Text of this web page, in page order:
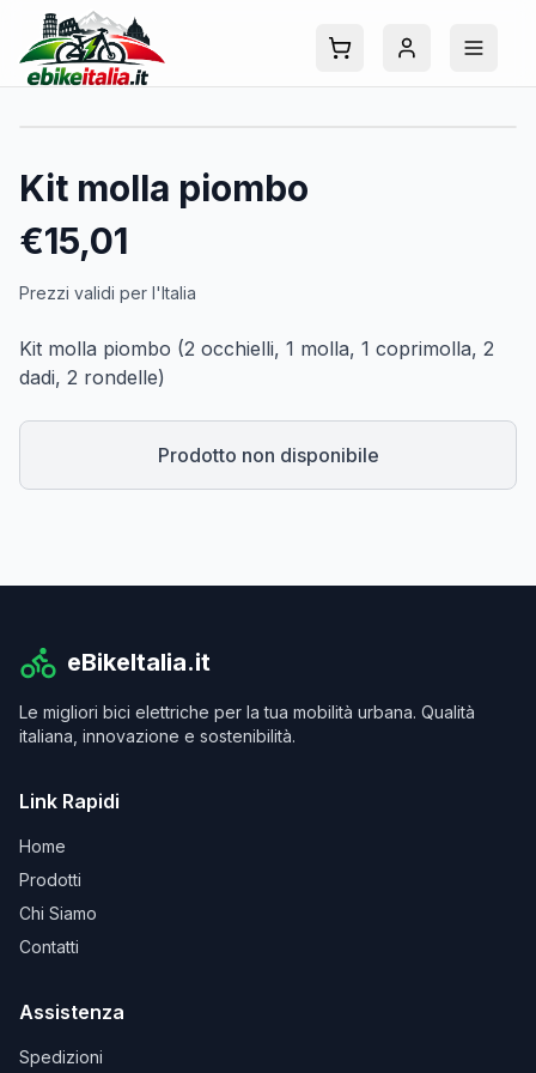
Kit molla piombo
€15,01
Prezzi validi per l'Italia
Kit molla piombo (2 occhielli, 1 molla, 1 coprimolla, 2
dadi, 2 rondelle)
Prodotto non disponibile
eBikeItalia.it
Le migliori bici elettriche per la tua mobilità urbana. Qualità
italiana, innovazione e sostenibilità.
Link Rapidi
Home
Prodotti
Chi Siamo
Contatti
Assistenza
Spedizioni